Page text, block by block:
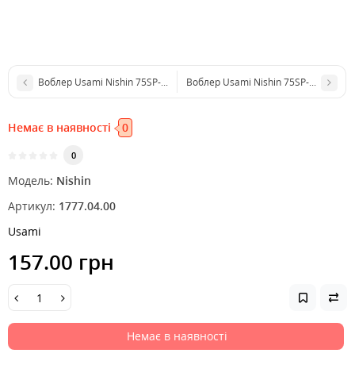
Воблер Usami Nishin 75SP-MDR 10.8 g UR02 (2.5 m)
Воблер Usami Nishin 75SP-MDR 10.8
Немає в наявності 0
0
Модель: Nishin
Артикул: 1777.04.00
Usami
157.00 грн
Немає в наявності